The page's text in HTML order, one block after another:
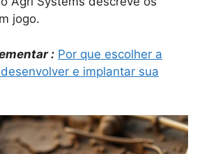
jogo.
: Por que escolher a
e implantar sua